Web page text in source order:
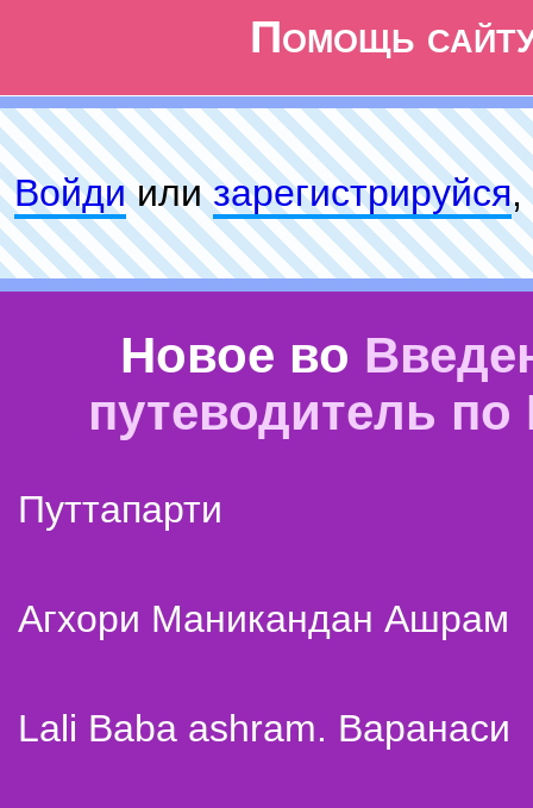
Помощь
Войдиилизарeгиcтpируйся,
Новое во
путеводитель
Путтапарти
Агхори Маникандан Ашрам
Lali Baba ashram. Варанаси